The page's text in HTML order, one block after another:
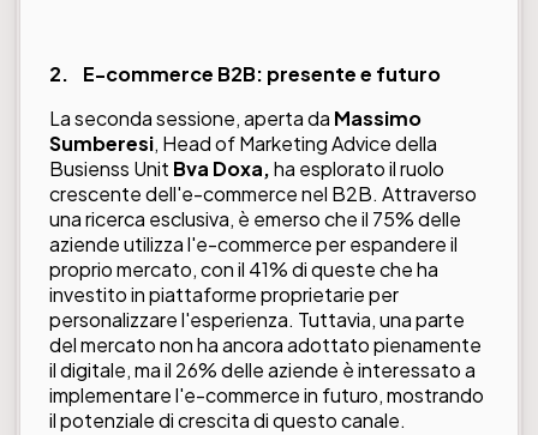
2. E-commerce B2B: presente e futuro
La seconda sessione, aperta da Massimo
Sumberesi, Head of Marketing Advice della
Busienss Unit Bva Doxa,ha esplorato il ruolo
crescente dell'e-commerce nel B2B. Attraverso
una ricerca esclusiva, è emerso che il 75% delle
aziende utilizza l'e-commerce per espandere il
proprio mercato, con il 41% di queste che ha
investito in piattaforme proprietarie per
personalizzare l'esperienza. Tuttavia, una parte
del mercato non ha ancora adottato pienamente
il digitale, ma il 26% delle aziende è interessato a
implementare l'e-commerce in futuro, mostrando
il potenziale di crescita di questo canale.